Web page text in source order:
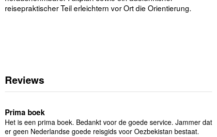
reisepraktischer Teil erleichtern vor Ort die Orientierung.
Reviews
Prima boek
Het is een prima boek. Bedankt voor de goede service. Jammer dat
er geen Nederlandse goede reisgids voor Oezbekistan bestaat.